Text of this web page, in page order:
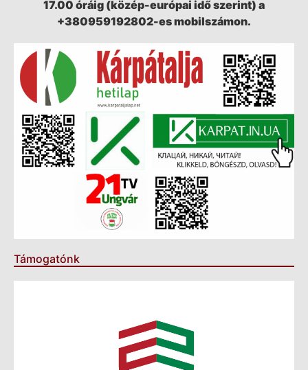
17.00 óráig (közép-európai idő szerint) a
+380959192802-es mobilszámon.
Támogatónk